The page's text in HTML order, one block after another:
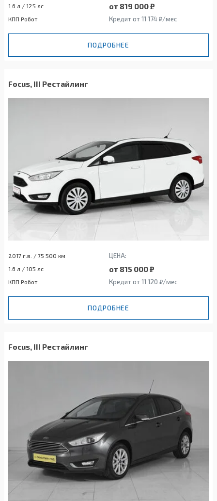
1.6 л / 125 лс от 819 000 ₽
КПП Робот Кредит от 11 174 ₽/мес
ПОДРОБНЕЕ
Focus, III Рестайлинг
2017 г.в. / 75 500 км ЦЕНА:
1.6 л / 105 лс от 815 000 ₽
КПП Робот Кредит от 11 120 ₽/мес
ПОДРОБНЕЕ
Focus, III Рестайлинг